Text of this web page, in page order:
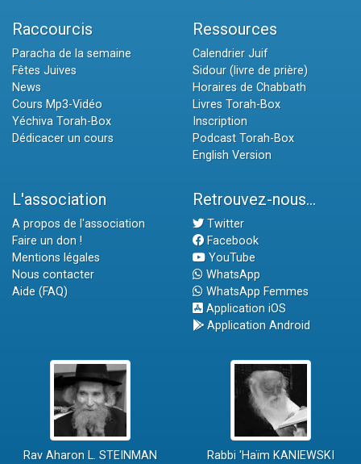
Raccourcis
Paracha de la semaine
Fêtes Juives
News
Cours Mp3-Vidéo
Yéchiva Torah-Box
Dédicacer un cours
Ressources
Calendrier Juif
Sidour (livre de prière)
Horaires de Chabbath
Livres Torah-Box
Inscription
Podcast Torah-Box
English Version
L'association
A propos de l'association
Faire un don !
Mentions légales
Nous contacter
Aide (FAQ)
Retrouvez-nous...
Twitter
Facebook
YouTube
WhatsApp
WhatsApp Femmes
Application iOS
Application Android
Rav Aharon L. STEINMAN Rabbi 'Haïm KANIEWSKI